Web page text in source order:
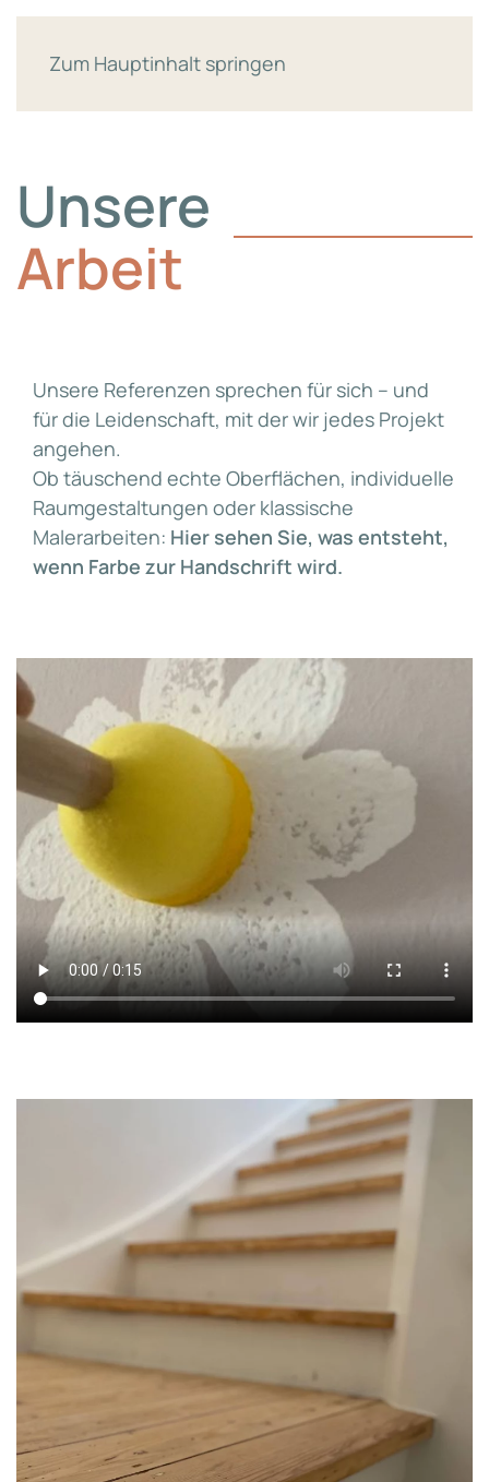
Zum Hauptinhalt springen
Unsere
Arbeit
Unsere Referenzen sprechen für sich – und
für die Leidenschaft, mit der wir jedes Projekt
angehen.
Ob täuschend echte Oberflächen, individuelle
Raumgestaltungen oder klassische
Malerarbeiten: Hier sehen Sie, was entsteht,
wenn Farbe zur Handschrift wird.